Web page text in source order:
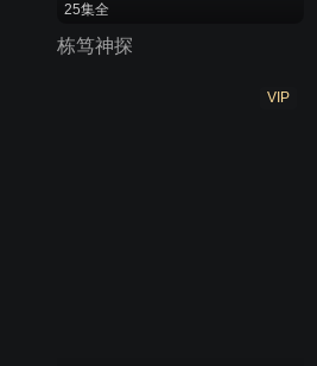
25集全
栋笃神探
VIP